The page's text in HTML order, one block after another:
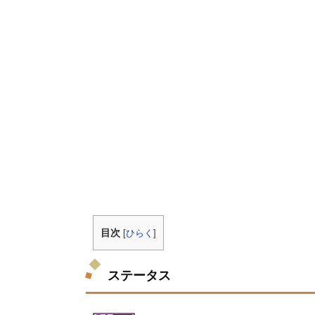
目次 [ひらく ]
ステータス